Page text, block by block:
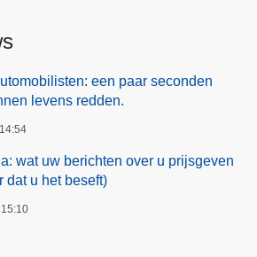
een paar seconden
levens redden.
wat uw berichten over u prijsgeven
dat u het beseft)